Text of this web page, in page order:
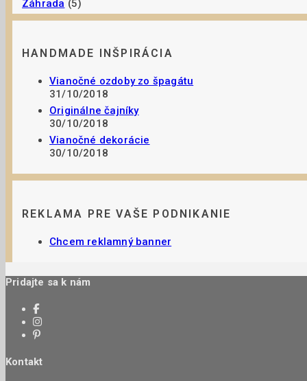
Záhrada (5)
HANDMADE INŠPIRÁCIA
Vianočné ozdoby zo špagátu
31/10/2018
Originálne čajníky
30/10/2018
Vianočné dekorácie
30/10/2018
REKLAMA PRE VAŠE PODNIKANIE
Chcem reklamný banner
Pridajte sa k nám
Kontakt